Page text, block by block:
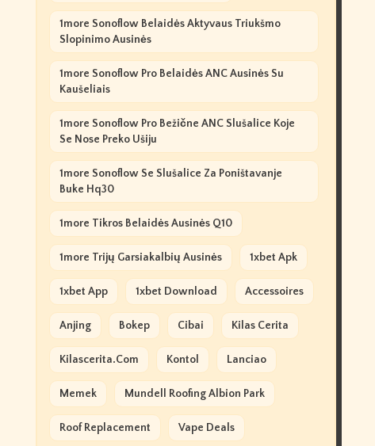
1more Sonoflow Belaidės Aktyvaus Triukšmo
Slopinimo Ausinės
1more Sonoflow Pro Belaidės ANC Ausinės Su
Kaušeliais
1more Sonoflow Pro Bežične ANC Slušalice Koje
Se Nose Preko Ušiju
1more Sonoflow Se Slušalice Za Poništavanje
Buke Hq30
1more Tikros Belaidės Ausinės Q10
1more Trijų Garsiakalbių Ausinės 1xbet Apk
1xbet App 1xbet Download Accessoires
Anjing Bokep Cibai Kilas Cerita
Kilascerita.com Kontol Lanciao
Memek Mundell Roofing Albion Park
Roof Replacement Vape Deals